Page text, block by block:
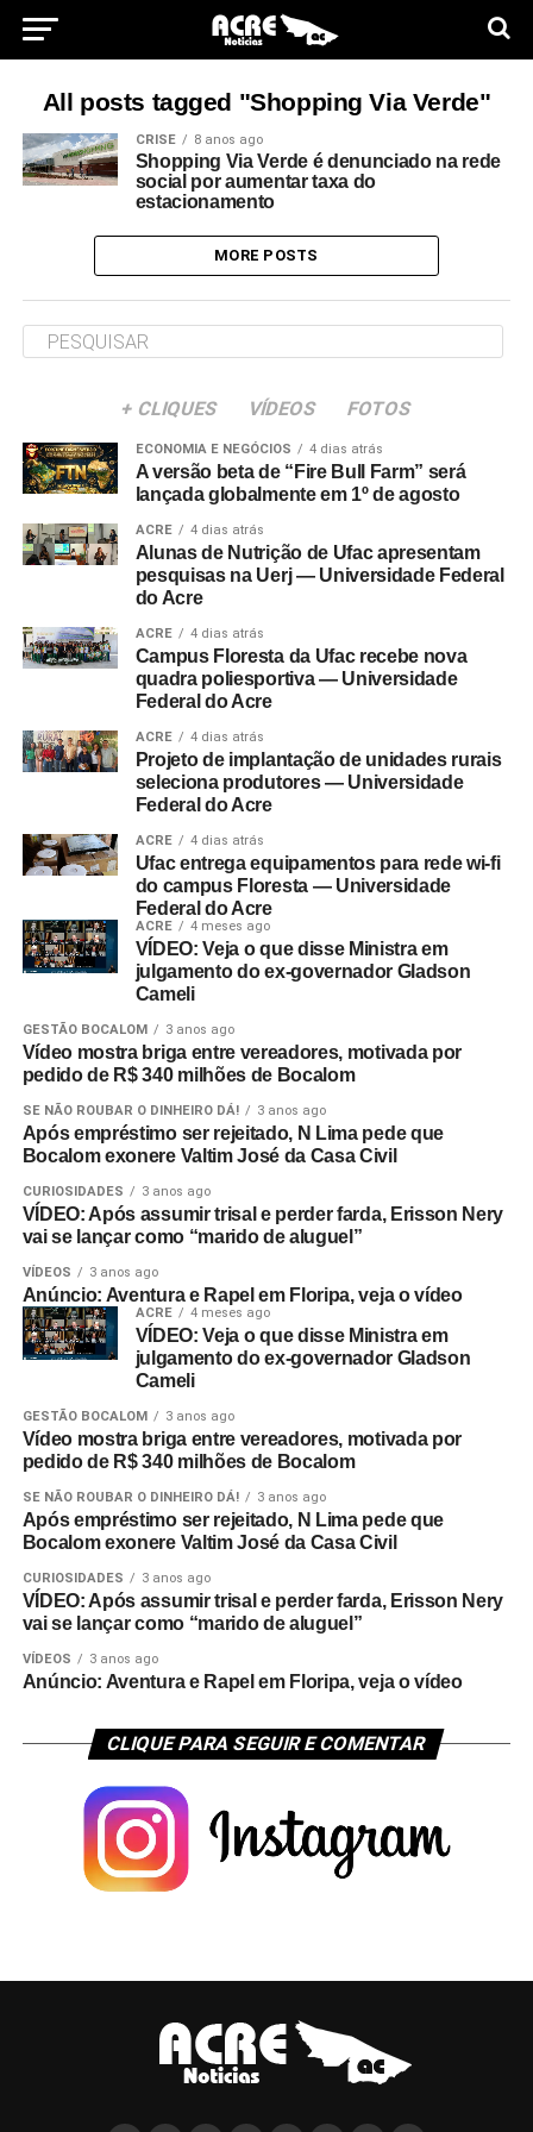
All posts tagged "Shopping Via Verde"
CRISE 8 anos ago
Shopping Via Verde é denunciado na rede
social por aumentar taxa do
estacionamento
MORE POSTS
+ CLIQUES VÍDEOS FOTOS
ECONOMIA E NEGÓCIOS 4 dias atrás
A versão beta de “Fire Bull Farm” será
lançada globalmente em 1º de agosto
ACRE 4 dias atrás
Alunas de Nutrição de Ufac apresentam
pesquisas na Uerj — Universidade Federal
do Acre
ACRE 4 dias atrás
Campus Floresta da Ufac recebe nova
quadra poliesportiva — Universidade
Federal do Acre
ACRE 4 dias atrás
Projeto de implantação de unidades rurais
seleciona produtores — Universidade
Federal do Acre
ACRE 4 dias atrás
Ufac entrega equipamentos para rede wi-fi
do campus Floresta — Universidade
Federal do Acre
ACRE 4 meses ago
VÍDEO: Veja o que disse Ministra em
julgamento do ex-governador Gladson
Cameli
GESTÃO BOCALOM 3 anos ago
Vídeo mostra briga entre vereadores, motivada por
pedido de R$ 340 milhões de Bocalom
SE NÃO ROUBAR O DINHEIRO DÁ! 3 anos ago
Após empréstimo ser rejeitado, N Lima pede que
Bocalom exonere Valtim José da Casa Civil
CURIOSIDADES 3 anos ago
VÍDEO: Após assumir trisal e perder farda, Erisson Nery
vai se lançar como “marido de aluguel”
VÍDEOS 3 anos ago
Anúncio: Aventura e Rapel em Floripa, veja o vídeo
ACRE 4 meses ago
VÍDEO: Veja o que disse Ministra em
julgamento do ex-governador Gladson
Cameli
GESTÃO BOCALOM 3 anos ago
Vídeo mostra briga entre vereadores, motivada por
pedido de R$ 340 milhões de Bocalom
SE NÃO ROUBAR O DINHEIRO DÁ! 3 anos ago
Após empréstimo ser rejeitado, N Lima pede que
Bocalom exonere Valtim José da Casa Civil
CURIOSIDADES 3 anos ago
VÍDEO: Após assumir trisal e perder farda, Erisson Nery
vai se lançar como “marido de aluguel”
VÍDEOS 3 anos ago
Anúncio: Aventura e Rapel em Floripa, veja o vídeo
CLIQUE PARA SEGUIR E COMENTAR